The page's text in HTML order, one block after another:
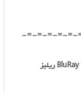
-=-=-=-=-=-
نسخه کم حجم و با کیفیت x265 (کیفیت BluRay 720p ریلیز